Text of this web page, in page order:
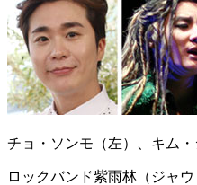
チョ・ソンモ（左）、キム・
ロックバンド紫雨林（ジャ